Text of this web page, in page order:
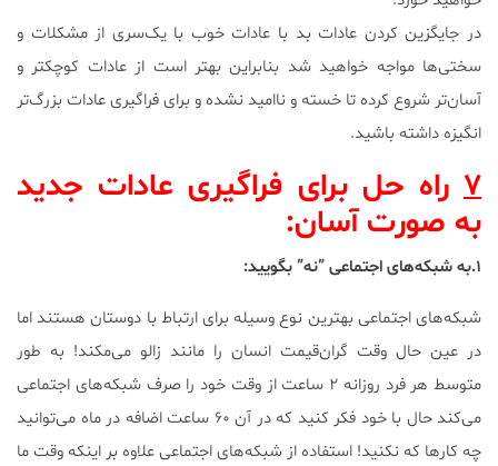
در جایگزین کردن عادات بد با عادات خوب با یک‌سری از مشکلات و
سختی‌ها مواجه خواهید شد بنابراین بهتر است از عادات کوچک‎تر و
آسان‌تر شروع کرده تا خسته و نا‌امید نشده و برای فراگیری عادات بزرگ‌تر
انگیزه داشته باشید.
۷ راه حل برای فراگیری عادات جدید
به صورت آسان:
۱.به شبکه‌های اجتماعی ”نه” بگویید:
شبکه‌های اجتماعی بهترین نوع وسیله برای ارتباط با دوستان هستند اما
در عین حال وقت گران‌قیمت انسان را مانند زالو می‌مکند! به طور
متوسط هر فرد روزانه ۲ ساعت از وقت خود را صرف شبکه‌های اجتماعی
می‌کند حال با خود فکر کنید که در آن ۶۰ ساعت اضافه در ماه می‌توانید
چه کارها که نکنید! استفاده از شبکه‌های اجتماعی علاوه بر اینکه وقت ما